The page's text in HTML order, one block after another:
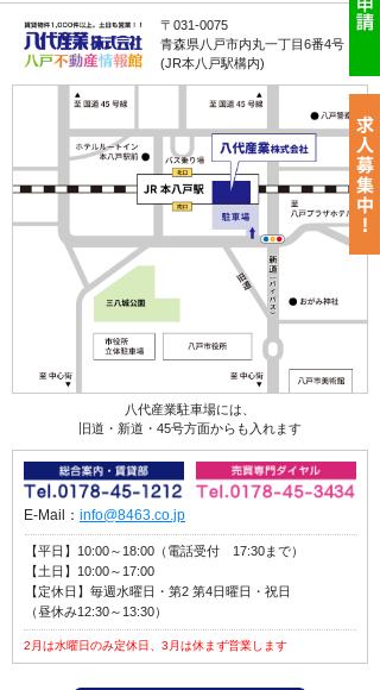
〒031-0075
青森県八戸市内丸一丁目6番4号
(JR本八戸駅構内)
八代産業駐車場には、
旧道・新道・45号方面からも入れます
E-Mail： info@8463.co.jp
【平日】10:00～18:00（電話受付 17:30まで）
【土日】10:00～17:00
【定休日】毎週水曜日・第2 第4日曜日・祝日
（昼休み12:30～13:30）
2月は水曜日のみ定休日、3月は休まず営業します